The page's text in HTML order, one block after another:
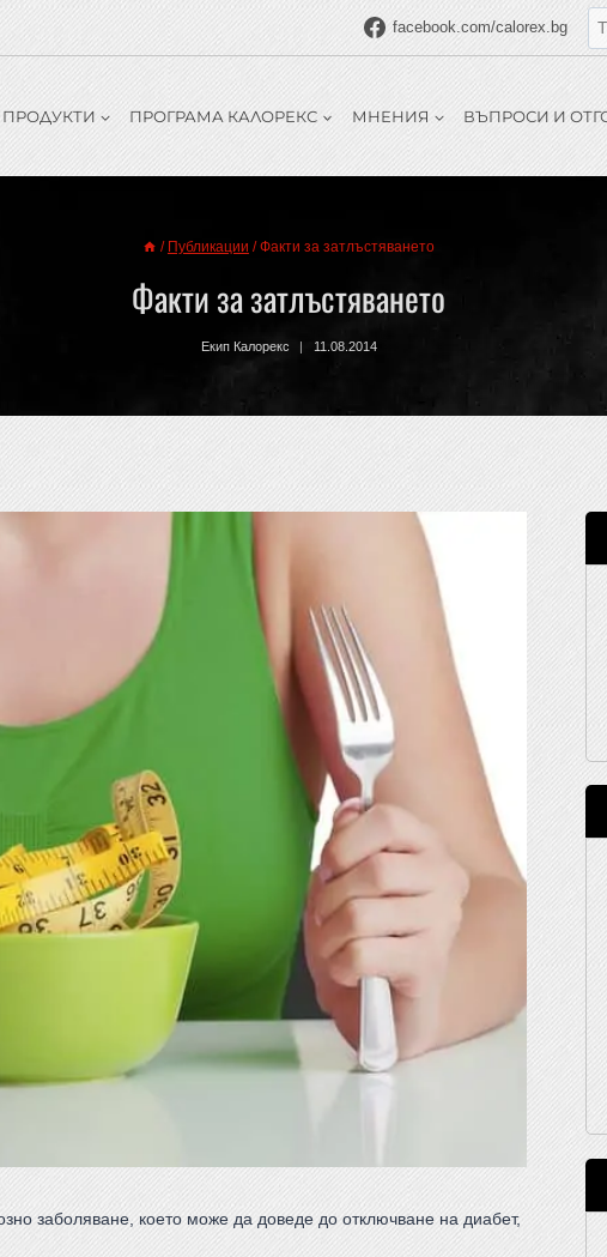
facebook.com/calorex.bg
ПРОДУКТИ ПРОГРАМА КАЛОРЕКС МНЕНИЯ ВЪПРОСИ И
/ Публикации / Факти за затлъстяването
Факти за затлъстяването
Екип Калорекс 11.08.2014
заболяване, което може да доведе до отключване на диабет,